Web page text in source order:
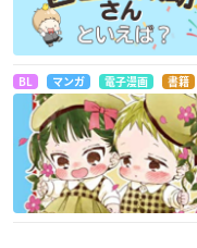
BL マンガ 電子漫画 書籍